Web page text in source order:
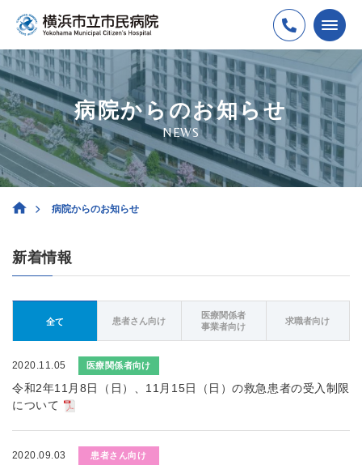
病院からのお知らせ
NEWS
病院からのお知らせ
新着情報
全て 患者さん向け
医療関係者
事業者向け
求職者向け
2020.11.05 医療関係者向け
令和2年11月8日（日）、11月15日（日）の救急患者の受入制限
について
2020.09.03 患者さん向け